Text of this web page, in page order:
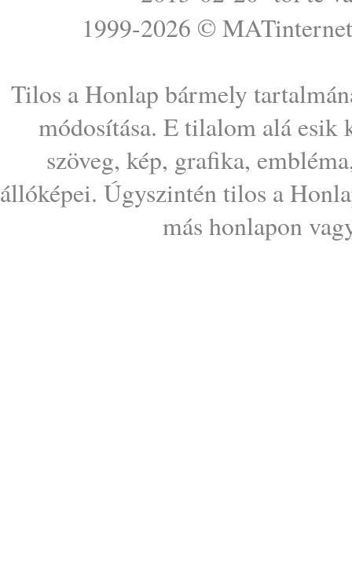
1999-2026 © MATinternet
Tilos a Honlap bármely
módosítása. E tilalom alá esik
szöveg, kép, grafika,
állóképei. Úgyszintén tilos a
más honlapon